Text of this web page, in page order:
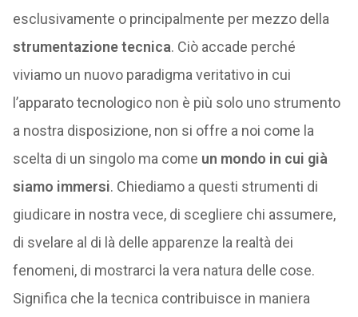
esclusivamente o principalmente per mezzo della
strumentazione tecnica. Ciò accade perché
viviamo un nuovo paradigma veritativo in cui
l’apparato tecnologico non è più solo uno strumento
a nostra disposizione, non si offre a noi come la
scelta di un singolo ma come un mondo in cui già
siamo immersi. Chiediamo a questi strumenti di
giudicare in nostra vece, di scegliere chi assumere,
di svelare al di là delle apparenze la realtà dei
fenomeni, di mostrarci la vera natura delle cose.
Significa che la tecnica contribuisce in maniera